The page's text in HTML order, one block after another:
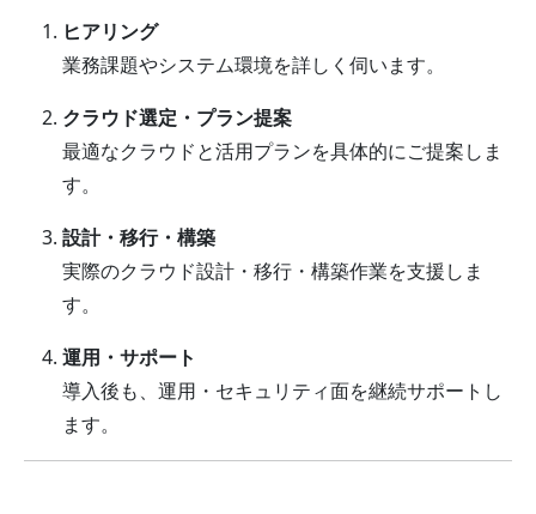
ヒアリング
業務課題やシステム環境を詳しく伺います。
クラウド選定・プラン提案
最適なクラウドと活用プランを具体的にご提案しま
す。
設計・移行・構築
実際のクラウド設計・移行・構築作業を支援しま
す。
運用・サポート
導入後も、運用・セキュリティ面を継続サポートし
ます。